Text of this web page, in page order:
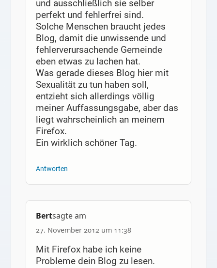
und ausschließlich sie selber
perfekt und fehlerfrei sind.
Solche Menschen braucht jedes
Blog, damit die unwissende und
fehlerverursachende Gemeinde
eben etwas zu lachen hat.
Was gerade dieses Blog hier mit
Sexualität zu tun haben soll,
entzieht sich allerdings völlig
meiner Auffassungsgabe, aber das
liegt wahrscheinlich an meinem
Firefox.
Ein wirklich schöner Tag.
Antworten
Bertsagte am
27. November 2012 um 11:38
Mit Firefox habe ich keine
Probleme dein Blog zu lesen.